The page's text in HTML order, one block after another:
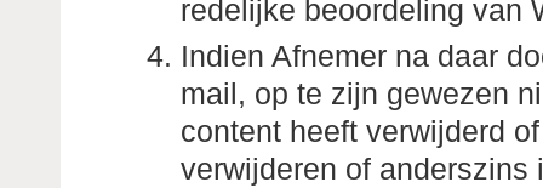
redelijke beoordeling van
Indien Afnemer na daar
mail, op te zijn gewezen
content heeft verwijderd
verwijderen of